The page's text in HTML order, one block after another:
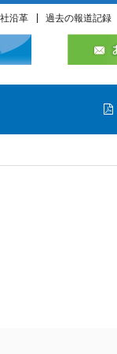
沿革 過去の報道記録